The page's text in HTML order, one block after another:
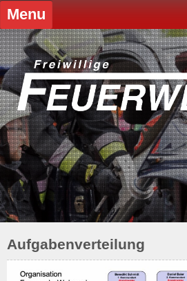
Skip
content
Menu
Aufgabenverteilung